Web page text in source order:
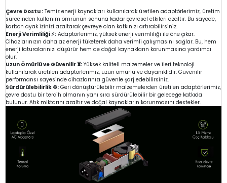
Çevre Dostu : Temiz enerji kaynakları kullanılarak üretilen adaptörlerimiz, üretim
sürecinden kullanım ömrünün sonuna kadar çevresel etkileri azaltır. Bu sayede,
karbon ayak izinizi azaltarak çevreye olan katkınızı artırabilirsiniz.
Enerji Verimliliği ⚡: Adaptörlerimiz, yüksek enerji verimliliği ile öne çıkar.
Cihazlarınızın daha az enerji tüketerek daha verimli çalışmasını sağlar. Bu, hem
enerji faturalarınızı düşürür hem de doğal kaynakların korunmasına yardımcı
olur.
Uzun Ömürlü ve Güvenilir ⏳: Yüksek kaliteli malzemeler ve ileri teknoloji
kullanılarak üretilen adaptörlerimiz, uzun ömürlü ve dayanıklıdır. Güvenilir
performansı sayesinde cihazlarınızı güvenle şarj edebilirsiniz.
Sürdürülebilirlik ♻️: Geri dönüştürülebilir malzemelerden üretilen adaptörlerimiz,
çevre dostu bir tercih olmanın yanı sıra sürdürülebilir bir geleceğe katkıda
bulunur. Atık miktarını azaltır ve doğal kaynakların korunmasını destekler.